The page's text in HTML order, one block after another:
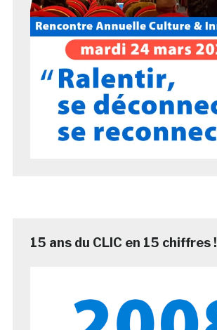
15 ans du CLIC en 15 chiffres !